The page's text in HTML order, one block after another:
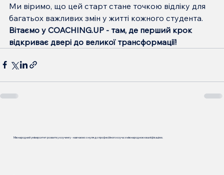
Ми віримо, що цей старт стане точкою відліку для
багатьох важливих змін у житті кожного студента.
Вітаємо у COACHING.UP - там, де перший крок
відкриває двері до великої трансформації!
Міжнародний університет розвитку коучингу - навчаємо з нуля до професійного коуча з міжнародною кваліфікацією.